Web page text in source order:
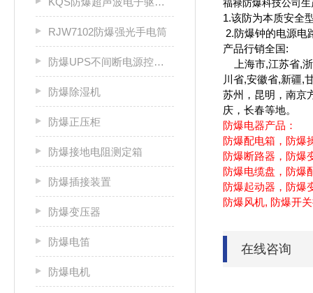
RJW7102防爆强光手电筒
防爆UPS不间断电源控制柜
防爆除湿机
防爆正压柜
防爆接地电阻测定箱
防爆插接装置
防爆变压器
防爆电笛
防爆电机
福禄防爆科技公司
1.该防为本质安全
2.防爆钟的电源电
产品行销全国:
上海市,江苏省,浙
川省,安徽省,新疆,
苏州，昆明，南京
庆，长春等地。
防爆电器产品：
防爆配电箱，防爆
防爆断路器，防爆
防爆电缆盘，防爆
防爆起动器，防爆
防爆风机, 防爆开
在线咨询